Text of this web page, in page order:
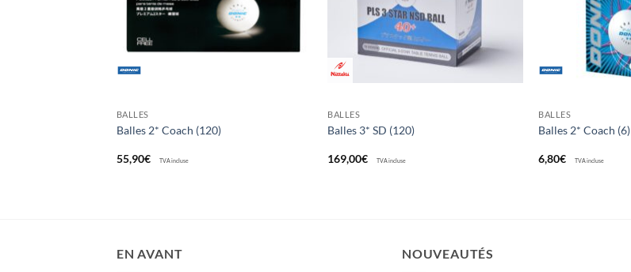
BALLES
Balles 2* Coach (120)
55,90€ TVA incluse
BALLES
Balles 3* SD (120)
169,00€ TVA incluse
BALLES
Balles 2* Coach (6)
6,80€ TVA incluse
EN AVANT NOUVEAUTÉS